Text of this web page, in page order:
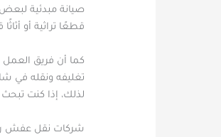
صيانة مبدئية
قطعًا تراثية أو
كما أن فريق العمل
تغليفه ونقله في
لذلك، إذا كنت
شركات نقل عفش